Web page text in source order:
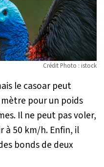
Crédit Photo : istock
le casoar peut
pour un poids
Il ne peut pas voler,
à 50 km/h. Enfin, il
bonds de deux